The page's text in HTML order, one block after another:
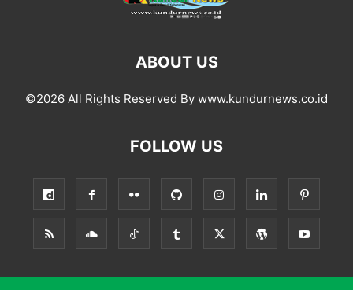
ABOUT US
©2026 All Rights Reserved By www.kundurnews.co.id
FOLLOW US